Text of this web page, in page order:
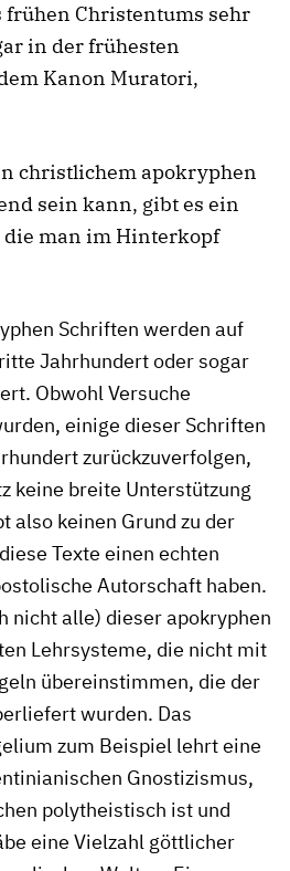
Christentums sehr
in der frühesten
Kanon Muratori,
christlichem apokryphen
sein kann, gibt es ein
die man im Hinterkopf
Schriften werden auf
Jahrhundert oder sogar
Obwohl Versuche
einige dieser Schriften
zurückzuverfolgen,
keine breite Unterstützung
also keinen Grund zu der
Texte einen echten
Autorschaft haben.
nicht alle) dieser apokryphen
Lehrsysteme, die nicht mit
übereinstimmen, die der
wurden. Das
zum Beispiel lehrt eine
Gnostizismus,
polytheistisch ist und
eine Vielzahl göttlicher